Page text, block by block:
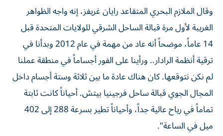
وقال الملازم البحري المتقاعد رايان غريفز، إنه واجه الظواهر
الغريبة لأول مرة قبالة الساحل الشرقي للولايات المتحدة قبل
14 عاماً، موضحاً أنه عاد من مهمة في عام 2012 وبدأنا في
ترقية أنظمة الرادار.. ورأينا على الفور أجساماً في منطقة عملنا
لم نكن نتوقعها. كان هناك عادة ما بين ثلاثة وستة أجسام داخل
المجال الجوي قبالة ساحل فرجينيا بيتش. أحياناً كانت ثابتة
تماماً في رياح عالية جداً، وأحياناً تطير بسرعة 288 إلى 402
ميل في الساعة".